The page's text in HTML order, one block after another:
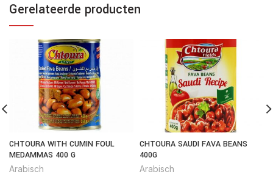
Gerelateerde producten
CHTOURA WITH CUMIN FOUL
MEDAMMAS 400 G
Arabisch
CHTOURA SAUDI FAVA BEANS
400G
Arabisch